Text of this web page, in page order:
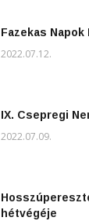
Fazekas
2022.07.12.
IX. Csepregi
2022.07.09.
hétvégéje